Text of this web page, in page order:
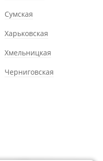
Сумская
Харьковская
Хмельницкая
Черниговская